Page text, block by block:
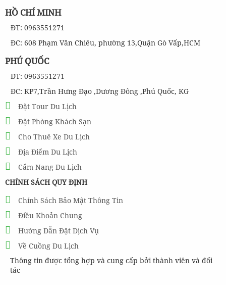
HỒ CHÍ MINH
ĐT: 0963551271
ĐC: 608 Phạm Văn Chiêu, phường 13,Quận Gò Vấp,HCM
PHÚ QUỐC
ĐT: 0963551271
ĐC: KP7,Trần Hưng Đạo ,Dương Đông ,Phú Quốc, KG
Đặt Tour Du Lịch
Đặt Phòng Khách Sạn
Cho Thuê Xe Du Lịch
Địa Điểm Du Lịch
Cẩm Nang Du Lịch
CHÍNH SÁCH QUY ĐỊNH
Chính Sách Bảo Mật Thông Tin
Điều Khoản Chung
Hướng Dẫn Đặt Dịch Vụ
Về Cuồng Du Lịch
Thông tin được tổng hợp và cung cấp bởi thành viên và đối
tác